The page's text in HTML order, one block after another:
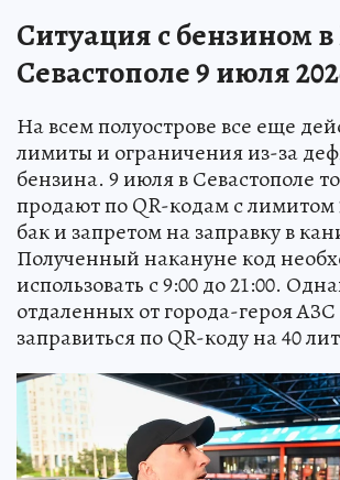
Ситуация с бензином
Севастополе 9 июля
На всем полуострове все еще
лимиты и ограничения из-за
бензина. 9 июля в Севастополе
продают по QR-кодам с лимитом
бак и запретом на заправку в
Полученный накануне код
использовать с 9:00 до 21:00.
отдаленных от города-героя
заправиться по QR-коду на 40